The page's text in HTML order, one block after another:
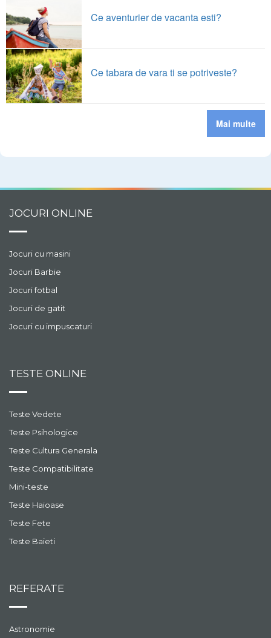
Ce aventurier de vacanta esti?
Ce tabara de vara ti se potriveste?
Mai multe
JOCURI ONLINE
Jocuri cu masini
Jocuri Barbie
Jocuri fotbal
Jocuri de gatit
Jocuri cu impuscaturi
TESTE ONLINE
Teste Vedete
Teste Psihologice
Teste Cultura Generala
Teste Compatibilitate
Mini-teste
Teste Haioase
Teste Fete
Teste Baieti
REFERATE
Astronomie